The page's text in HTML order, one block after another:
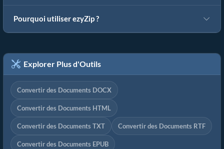
Pourquoi utiliser ezyZip ?
Explorer Plus d'Outils
Convertir des Documents DOCX
Convertir des Documents HTML
Convertir des Documents TXT Convertir des Documents RTF
Convertir des Documents EPUB